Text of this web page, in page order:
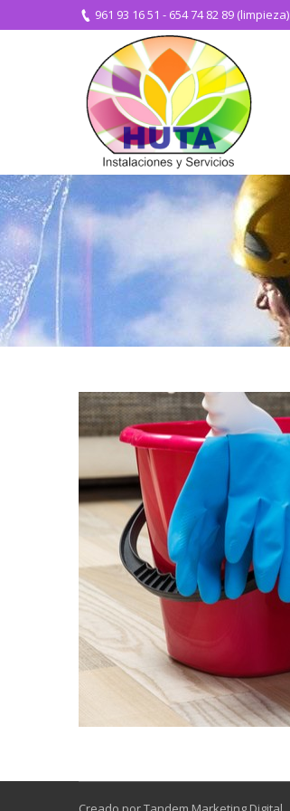
961 93 16 51 - 654 74 82 89 (limpieza)